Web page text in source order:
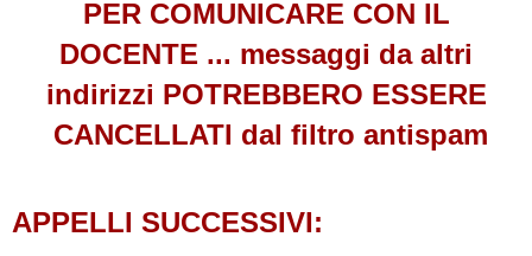
PER COMUNICARE CON IL
DOCENTE ... messaggi da altri
indirizzi POTREBBERO ESSERE
CANCELLATI dal filtro antispam
APPELLI SUCCESSIVI: